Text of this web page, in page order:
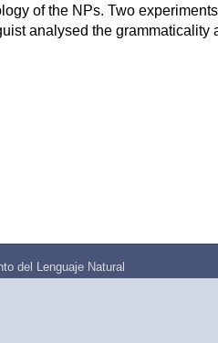
of the NPs. Two
analysed the grammaticality
del Lenguaje Natural